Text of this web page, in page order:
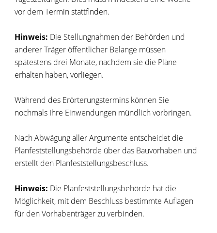
vor dem Termin stattfinden.
Hinweis: Die Stellungnahmen der Behörden und
anderer Träger öffentlicher Belange müssen
spätestens drei Monate, nachdem sie die Pläne
erhalten haben, vorliegen.
Während des Erörterungstermins können Sie
nochmals Ihre Einwendungen mündlich vorbringen.
Nach Abwägung aller Argumente entscheidet die
Planfeststellungsbehörde über das Bauvorhaben und
erstellt den Planfeststellungsbeschluss.
Hinweis: Die Planfeststellungsbehörde hat die
Möglichkeit, mit dem Beschluss bestimmte Auflagen
für den Vorhabenträger zu verbinden.